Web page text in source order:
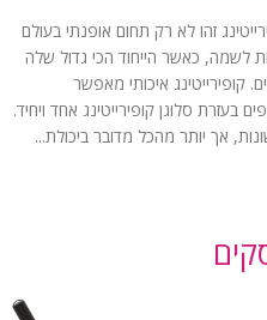
זהו לא רק תחום אופנתי בעולם
לשמה, כאשר הייחוד הכי גדול שלה
קופירייטינג איכותי מאפשר
סלוגן קופירייטינג אחד ויחיד.
אך יותר מהכל מדובר ביכולת...